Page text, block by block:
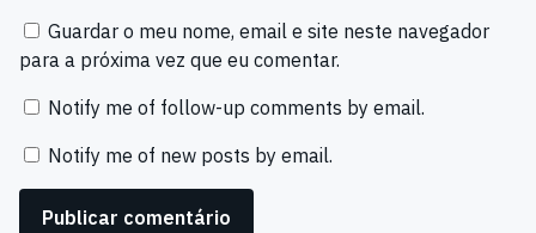
Guardar o meu nome, email e site neste navegador
para a próxima vez que eu comentar.
Notify me of follow-up comments by email.
Notify me of new posts by email.